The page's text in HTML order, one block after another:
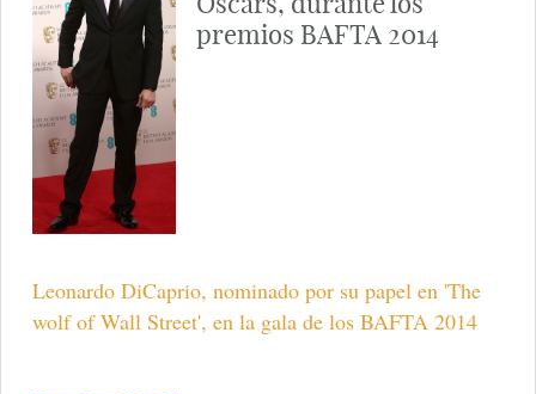
premios BAFTA 2014
Leonardo DiCaprio, nominado por su papel en 'The
wolf of Wall Street', en la gala de los BAFTA 2014